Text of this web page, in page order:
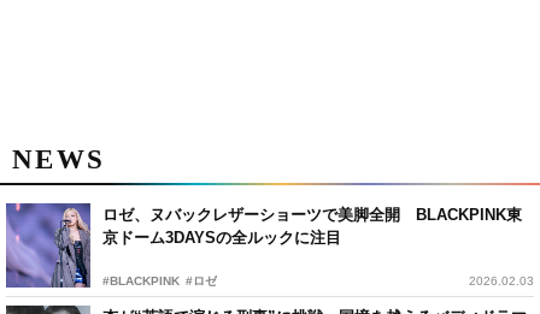
NEWS
ロゼ、ヌバックレザーショーツで美脚全開 BLACKPINK東
京ドーム3DAYSの全ルックに注目
#BLACKPINK #ロゼ 2026.02.03